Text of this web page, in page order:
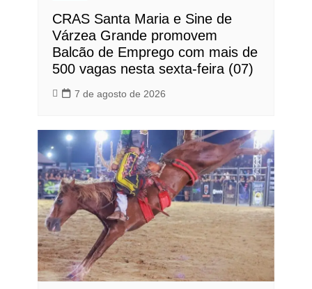
CRAS Santa Maria e Sine de
Várzea Grande promovem
Balcão de Emprego com mais de
500 vagas nesta sexta-feira (07)
7 de agosto de 2026